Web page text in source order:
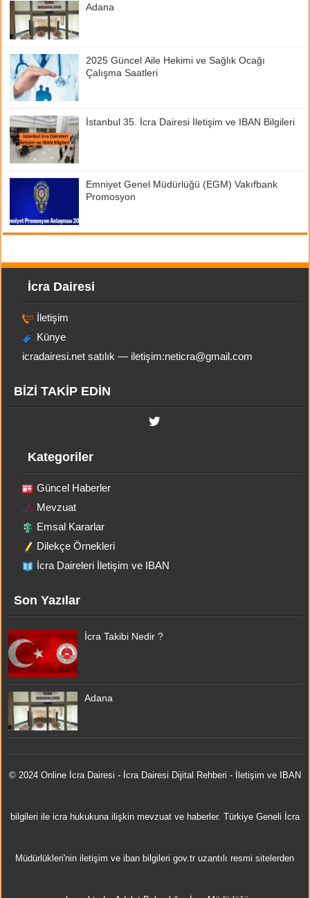
Adana
2025 Güncel Aile Hekimi ve Sağlık Ocağı
Çalışma Saatleri
İstanbul 35. İcra Dairesi İletişim ve IBAN Bilgileri
Emniyet Genel Müdürlüğü (EGM) Vakıfbank
Promosyon
İcra Dairesi
İletişim
Künye
icradairesi.net satılık — iletişim:neticra@gmail.com
BİZİ TAKİP EDİN
Kategoriler
Güncel Haberler
Mevzuat
Emsal Kararlar
Dilekçe Örnekleri
İcra Daireleri İletişim ve IBAN
Son Yazılar
İcra Takibi Nedir ?
Adana
© 2024 Online İcra Dairesi - İcra Dairesi Dijital Rehberi - İletişim ve IBAN
bilgileri ile icra hukukuna ilişkin mevzuat ve haberler. Türkiye Geneli İcra
Müdürlükleri'nin iletişim ve iban bilgileri gov.tr uzantılı resmi sitelerden